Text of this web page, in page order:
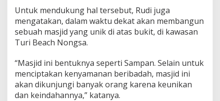
Untuk mendukung hal tersebut, Rudi juga
mengatakan, dalam waktu dekat akan membangun
sebuah masjid yang unik di atas bukit, di kawasan
Turi Beach Nongsa.
“Masjid ini bentuknya seperti Sampan. Selain untuk
menciptakan kenyamanan beribadah, masjid ini
akan dikunjungi banyak orang karena keunikan
dan keindahannya,” katanya.